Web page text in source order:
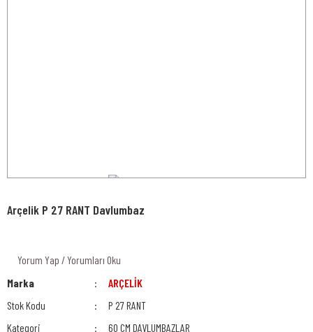
Arçelik P 27 RANT Davlumbaz
Yorum Yap / Yorumları Oku
Marka
ARÇELİK
Stok Kodu
P 27 RANT
Kategori
60 CM DAVLUMBAZLAR